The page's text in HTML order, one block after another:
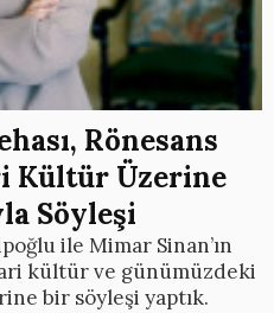
Rönesans
Kültür Üzerine
Söyleşi
ile Mimar Sinan’ın
kültür ve günümüzdeki
bir söyleşi yaptık.